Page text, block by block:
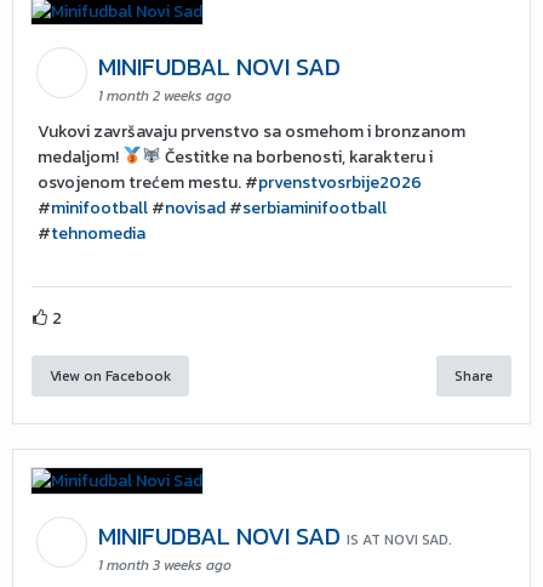
MINIFUDBAL NOVI SAD
1 month 2 weeks ago
Vukovi završavaju prvenstvo sa osmehom i bronzanom
medaljom!
Čestitke na borbenosti, karakteru i
osvojenom trećem mestu. #prvenstvosrbije2026
#minifootball#novisad#serbiaminifootball
#tehnomedia
2
View on Facebook Share
MINIFUDBAL NOVI SAD IS AT NOVI SAD.
1 month 3 weeks ago